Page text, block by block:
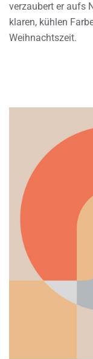
verzaubert er aufs
klaren, kühlen
Weihnachtszeit.